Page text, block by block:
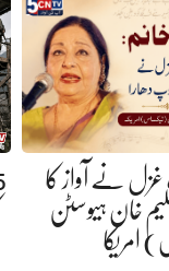
نے آواز کا
خان ہیوسٹن
امریکا